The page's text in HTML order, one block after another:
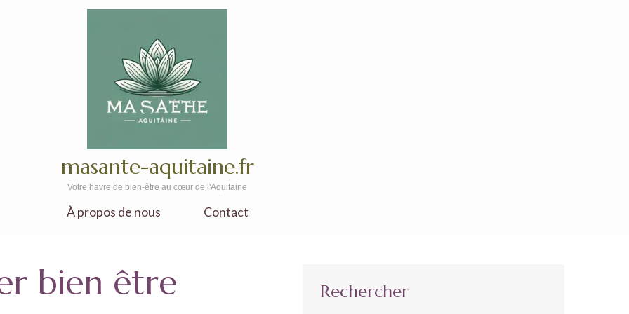
masante-aquitaine.fr
Votre havre de bien-être au cœur de l'Aquitaine
À propos de nous Contact
bien être Rechercher